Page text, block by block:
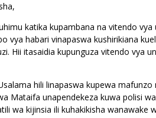
katika kupambana na vitendo
vya habari vinapaswa kushirikiana
Hii itasaidia kupunguza vitendo vya
hili linapaswa kupewa
Mataifa unapendekeza kuwa polisi
wa kijinsia ili kuhakikisha wanawake